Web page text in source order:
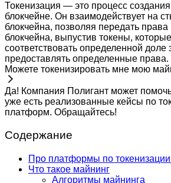
Токенизация — это процесс создания
блокчейне. Он взаимодействует на
блокчейна, позволяя передать
блокчейна, выпустив токены,
соответствовать определенной доле
предоставлять определенные права.
Можете токенизировать мне мою
Да! Компания Полигант может
уже есть реализованные кейсы по
платформ. Обращайтесь!
Содержание
Про платформы по
Что такое майнинг
Алгоритмы майнинга